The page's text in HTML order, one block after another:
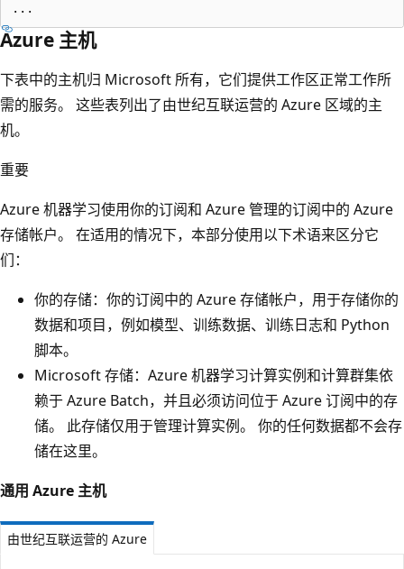
Azure 主机
下表中的主机归 Microsoft 所有，它们提供工作区正常工作所
需的服务。 这些表列出了由世纪互联运营的 Azure 区域的主
机。
重要
Azure 机器学习使用你的订阅和 Azure 管理的订阅中的 Azure
存储帐户。 在适用的情况下，本部分使用以下术语来区分它
们：
你的存储：你的订阅中的 Azure 存储帐户，用于存储你的
数据和项目，例如模型、训练数据、训练日志和 Python
脚本。
Microsoft 存储：Azure 机器学习计算实例和计算群集依
赖于 Azure Batch，并且必须访问位于 Azure 订阅中的存
储。 此存储仅用于管理计算实例。 你的任何数据都不会存
储在这里。
通用 Azure 主机
由世纪互联运营的 Azure